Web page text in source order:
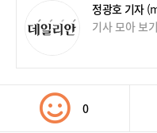
정광호 기자
기사 모아 보
0